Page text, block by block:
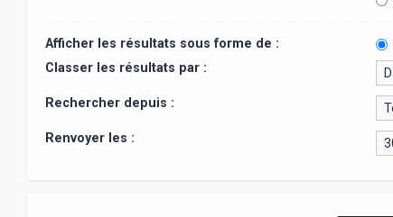
Afficher les résultats sous forme de :
Classer les résultats par :
Rechercher depuis :
Renvoyer les :